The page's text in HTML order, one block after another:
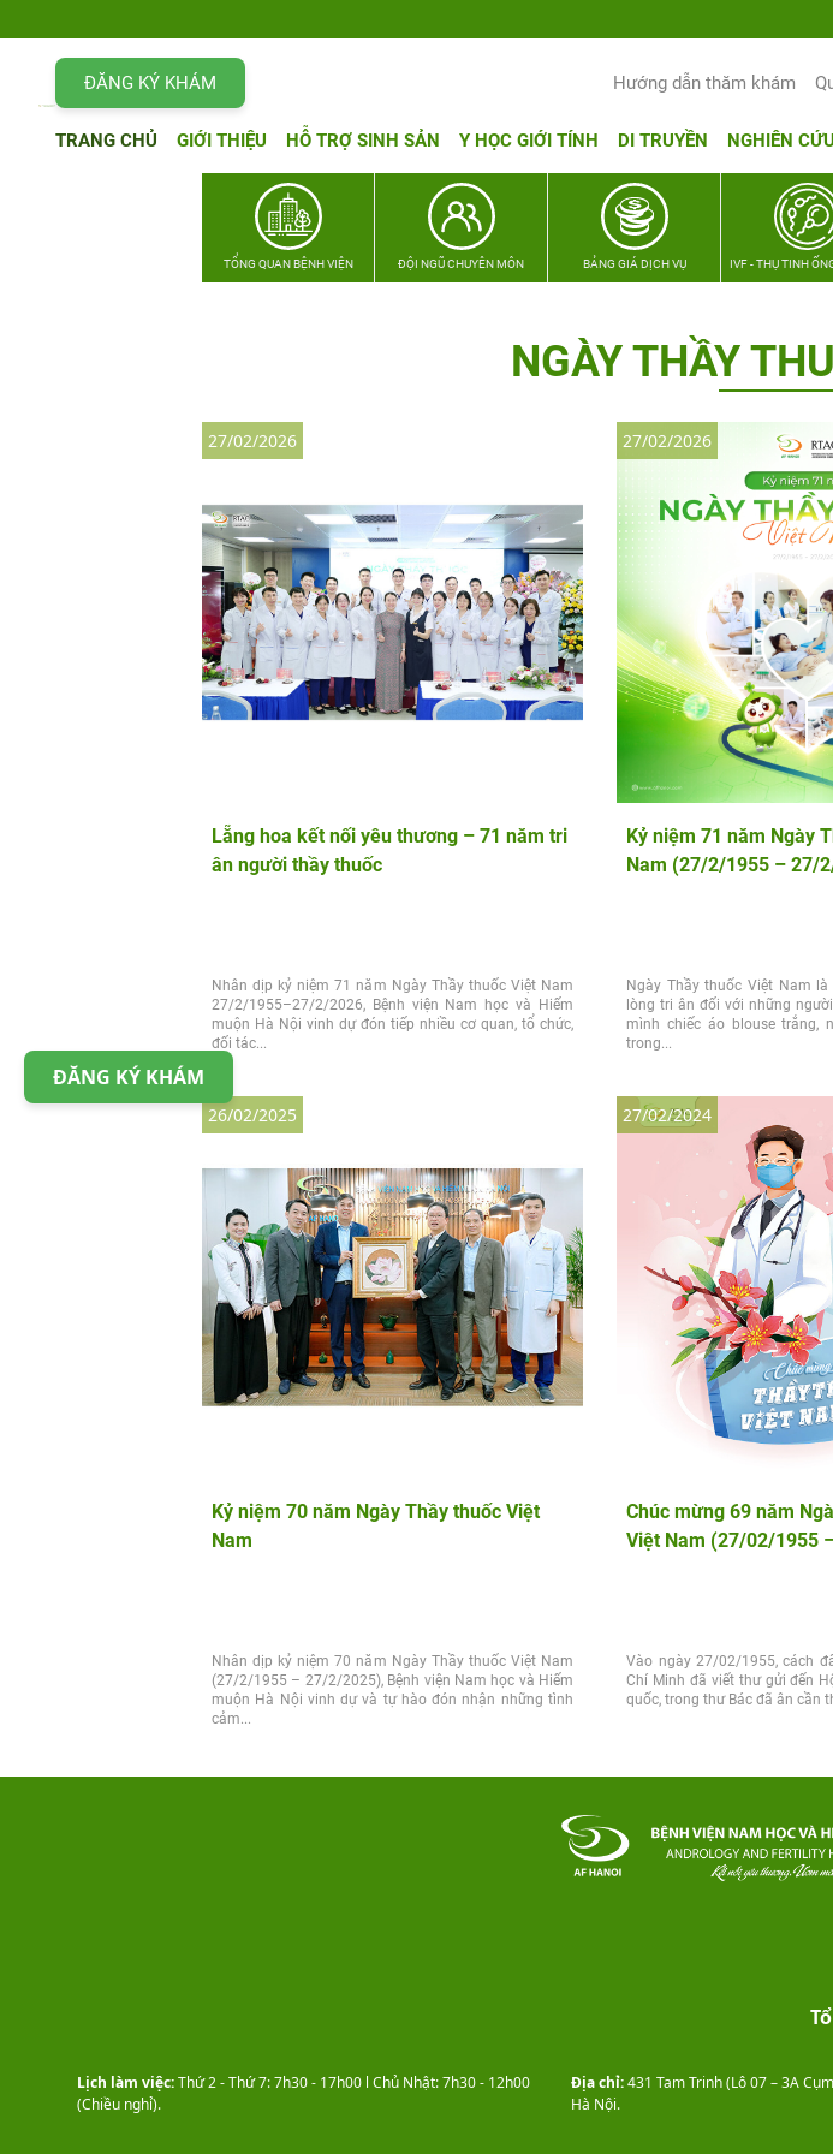
ĐĂNG KÝ KHÁM Hướng dẫn thăm khám
TRANG CHỦ GIỚI THIỆU HỖ TRỢ SINH SẢN Y HỌC GIỚI TÍNH DI TRUYỀN NGHIÊN
TỔNG QUAN BỆNH VIỆN ĐỘI NGŨ CHUYÊN MÔN BẢNG GIÁ DỊCH VỤ IVF - THỤ TINH
NGÀY THẦY
Lẵng hoa kết nối yêu thương – 71 năm tri
ân người thầy thuốc
Nhân dịp kỷ niệm 71 năm Ngày Thầy thuốc Việt Nam
27/2/1955–27/2/2026, Bệnh viện Nam học và Hiếm
muộn Hà Nội vinh dự đón tiếp nhiều cơ quan, tổ chức,
đối tác...
27/02/2026
Kỷ niệm 71 năm Ngày
Nam (27/2/1955 – 27/
Ngày Thầy thuốc Việt Nam
lòng tri ân đối với những
mình chiếc áo blouse trắng,
trong...
27/02/2026
Kỷ niệm 70 năm Ngày Thầy thuốc Việt
Nam
Nhân dịp kỷ niệm 70 năm Ngày Thầy thuốc Việt Nam
(27/2/1955 – 27/2/2025), Bệnh viện Nam học và Hiếm
muộn Hà Nội vinh dự và tự hào đón nhận những tình
cảm...
26/02/2025
Chúc mừng 69 năm
Việt Nam (27/02/1955
Vào ngày 27/02/1955, cách
Chí Minh đã viết thư gửi đến
quốc, trong thư Bác đã ân cần
27/02/2024
Lịch làm việc:Thứ 2 - Thứ 7: 7h30 - 17h00 l Chủ Nhật: 7h30 - 12h00
(Chiều nghỉ).
Địa chỉ:431 Tam Trinh (Lô 07 – 3A
Hà Nội.
ĐĂNG KÝ KHÁM